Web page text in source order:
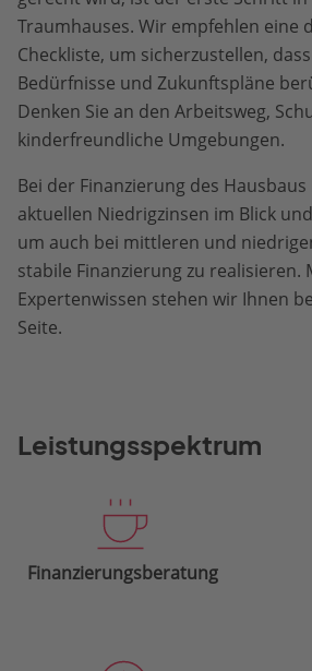
Traumhauses. Wir empfehlen eine
Checkliste, um sicherzustellen,
Bedürfnisse und Zukunftspläne
Denken Sie an den Arbeitsweg,
kinderfreundliche Umgebungen.
Bei der Finanzierung des
aktuellen Niedrigzinsen im Blick
um auch bei mittleren und
stabile Finanzierung zu realisieren.
Expertenwissen stehen wir Ihnen
Seite.
Leistungsspektrum
Finanzierungsberatung